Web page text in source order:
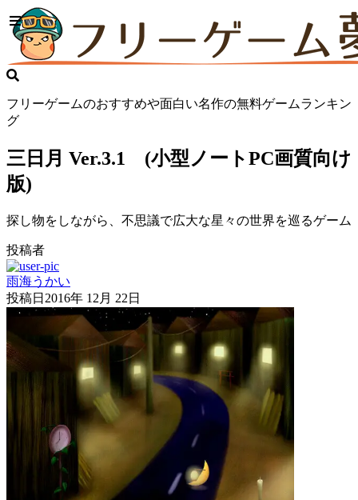
フリーゲームのおすすめや面白い名作の無料ゲームランキン
グ
三日月 Ver.3.1 (小型ノートPC画質向け
版)
探し物をしながら、不思議で広大な星々の世界を巡るゲーム
投稿者
雨海うかい
投稿日 2016年 12月 22日